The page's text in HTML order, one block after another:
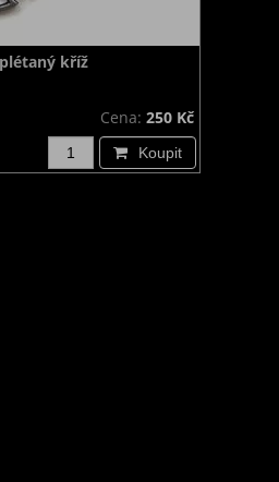
kříž
Cena: 250 Kč
Koupit